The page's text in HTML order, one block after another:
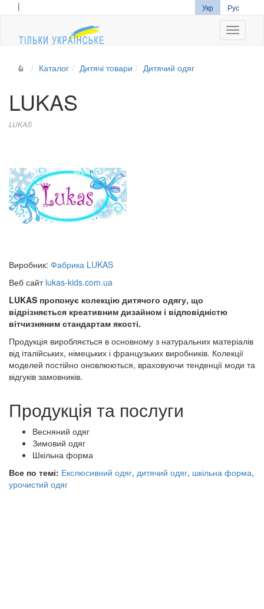
| Укр Рус
Каталог Дитячі товари Дитячий одяг
LUKAS
LUKAS
Виробник: Фабрика LUKAS
Веб сайт lukas-kids.com.ua
LUKAS пропонує колекцію дитячого одягу, що
відрізняється креативним дизайном і відповідністю
вітчизняним стандартам якості.
Продукція виробляється в основному з натуральних матеріалів
від італійських, німецьких і французьких виробників. Колекції
моделей постійно оновлюються, враховуючи тенденції моди та
відгуків замовників.
Продукція та послуги
Весняний одяг
Зимовий одяг
Шкільна форма
Все по темі: Екслюсивний одяг, дитячий одяг, шкільна форма,
урочистий одяг